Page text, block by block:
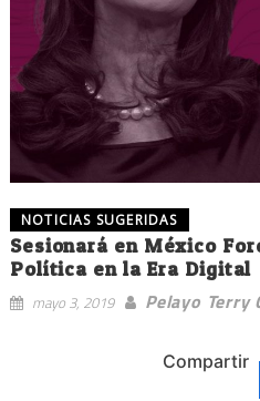
NOTICIAS SUGERIDAS
Sesionará en México
Política en la Era Digital
mayo 3, 2019 Pelayo Terry
Compartir